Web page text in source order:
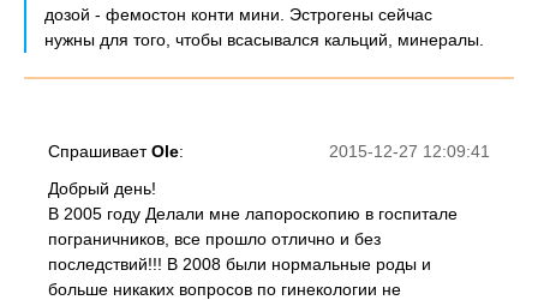
дозой - фемостон конти мини. Эстрогены сейчас
нужны для того, чтобы всасывался кальций, минералы.
2015-12-27 12:09:41
СпрашиваетOle:
Добрый день!
В 2005 году Делали мне лапороскопию в госпитале
пограничников, все прошло отлично и без
последствий!!! В 2008 были нормальные роды и
больше никаких вопросов по гинекологии не